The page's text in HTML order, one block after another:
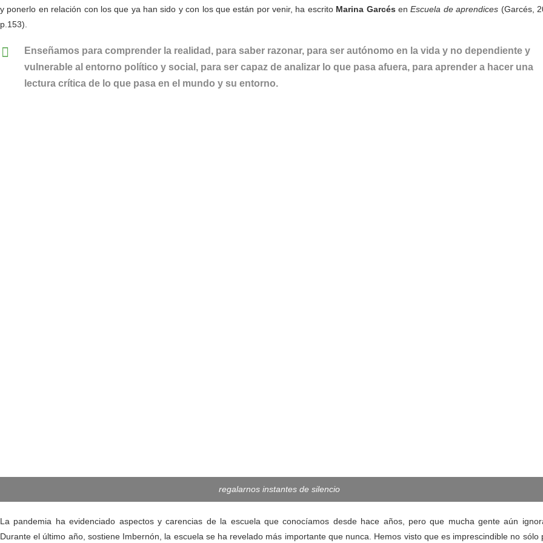
y ponerlo en relación con los que ya han sido y con los que están por venir, ha escrito Marina Garcés enEscuela de aprendices (Garcés,
p.153).
Enseñamos para comprender la realidad, para saber razonar, para ser autónomo en la vida y no dependiente y
vulnerable al entorno político y social, para ser capaz de analizar lo que pasa afuera, para aprender a hacer una
lectura crítica de lo que pasa en el mundo y su entorno.
regalarnos instantes de silencio
La pandemia ha evidenciado aspectos y carencias de la escuela que conocíamos desde hace años, pero que mucha gente aún
Durante el último año, sostiene Imbernón, la escuela se ha revelado más importante que nunca. Hemos visto que es imprescindible no sólo